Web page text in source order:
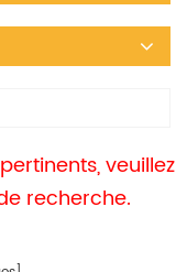
veuillez
recherche.